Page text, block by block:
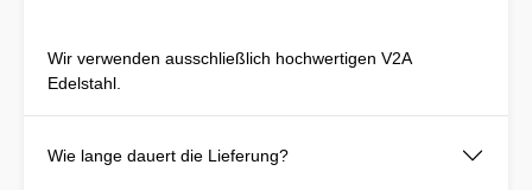
Wir verwenden ausschließlich hochwertigen V2A
Edelstahl.
Wie lange dauert die Lieferung?